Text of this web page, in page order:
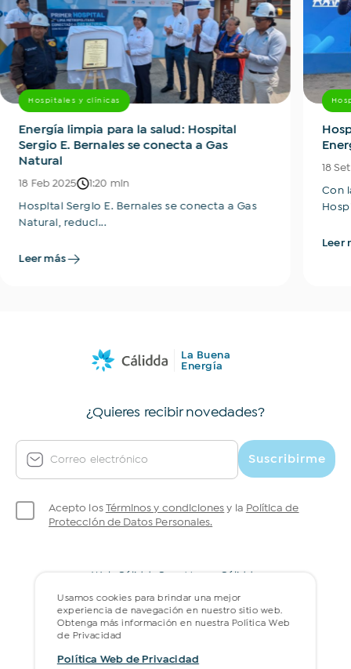
Hospitales y clínicas
Energía limpia para la salud: Hospital
Sergio E. Bernales se conecta a Gas
Natural
18 Feb 2025 1:20 min
Hospital Sergio E. Bernales se conecta a Gas
Natural, reduci...
Leer más
18
Con
Leer
La Buena
Energía
¿Quieres recibir novedades?
Correo electrónico Suscribirme
Acepto los Términos y condiciones y la Política de
Protección de Datos Personales.
Web Cálidda
Gran Museo Cálidda
Usamos cookies para brindar una mejor
experiencia de navegación en nuestro sitio web.
Obtenga más información en nuestra Política Web
de Privacidad
Política Web de Privacidad